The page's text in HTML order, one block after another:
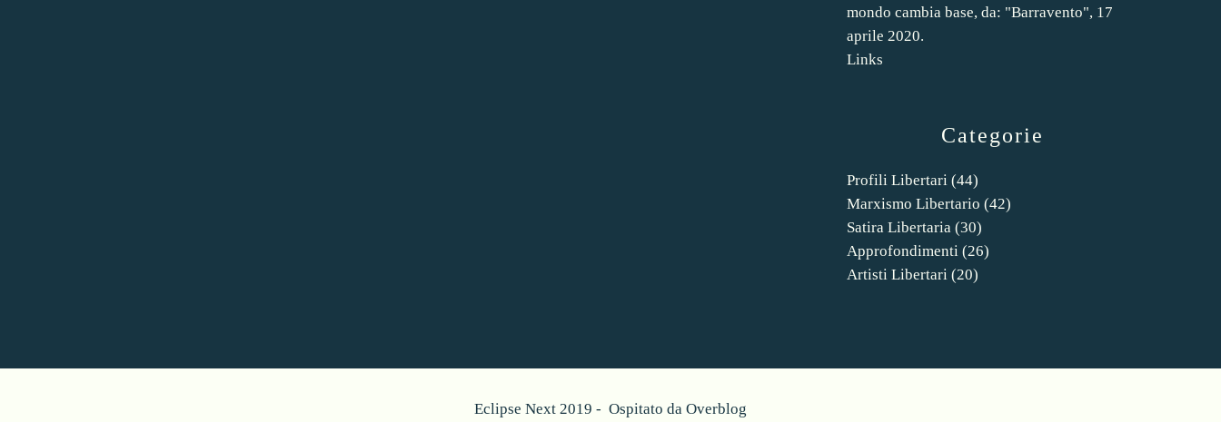
Categorie
Profili Libertari (44)
Marxismo Libertario (42)
Satira Libertaria (30)
Approfondimenti (26)
Artisti Libertari (20)
mondo cambia base, da: "Barravento", 17
aprile 2020.
Links
Eclipse Next 2019 - Ospitato da Overblog